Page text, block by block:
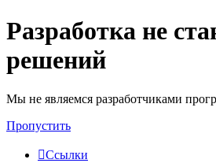
Разработка не
решений
Мы не являемся разработчиками
Пропустить
Ссылки